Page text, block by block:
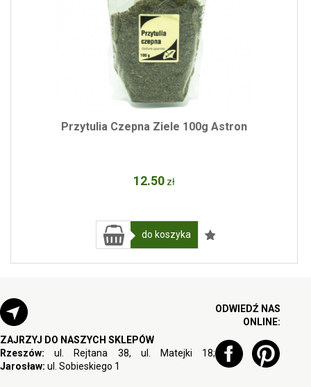
Przytulia Czepna Ziele 100g Astron
12.50 zł
do koszyka
ZAJRZYJ DO NASZYCH SKLEPÓW
Rzeszów: ul. Rejtana 38, ul. Matejki 18;
Jarosław: ul. Sobieskiego 1
ODWIEDŹ NAS
ONLINE: